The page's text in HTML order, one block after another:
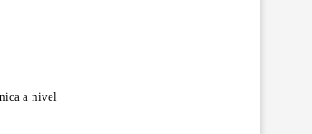
a nivel